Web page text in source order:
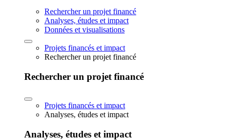
Rechercher un projet financé
Analyses, études et impact
Données et visualisations
Projets financés et impact
Rechercher un projet financé
Rechercher un projet financé
Projets financés et impact
Analyses, études et impact
Analyses, études et impact